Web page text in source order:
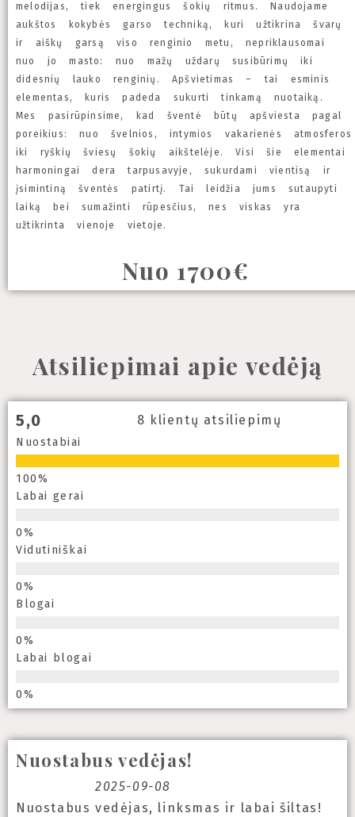
melodijas, tiek energingus šokių ritmus. Naudojame
aukštos kokybės garso techniką, kuri užtikrina švarų
ir aiškų garsą viso renginio metu, nepriklausomai
nuo jo masto: nuo mažų uždarų susibūrimų iki
didesnių lauko renginių. Apšvietimas – tai esminis
elementas, kuris padeda sukurti tinkamą nuotaiką.
Mes pasirūpinsime, kad šventė būtų apšviesta pagal
poreikius: nuo švelnios, intymios vakarienės atmosferos
iki ryškių šviesų šokių aikštelėje. Visi šie elementai
harmoningai dera tarpusavyje, sukurdami vientisą ir
įsimintiną šventės patirtį. Tai leidžia jums sutaupyti
laiką bei sumažinti rūpesčius, nes viskas yra
užtikrinta vienoje vietoje.
Nuo 1700€
Atsiliepimai apie vedėją
5,0 8 klientų atsiliepimų
Nuostabiai
Labai gerai
Vidutiniškai
Blogai
Labai blogai
Nuostabus vedėjas!
2025-09-08
Nuostabus vedėjas, linksmas ir labai šiltas!